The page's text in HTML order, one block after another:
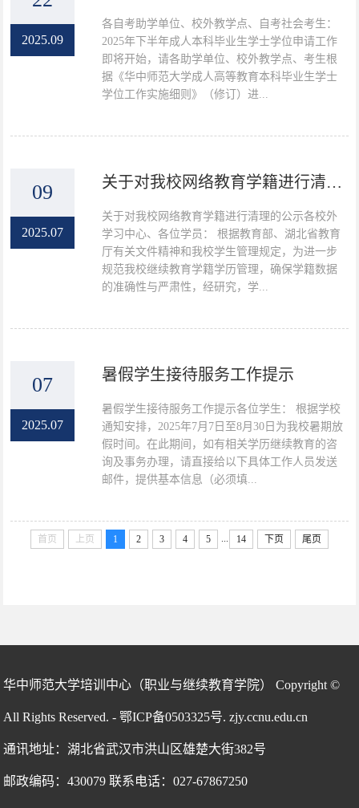
2025.09
各自考助学单位、校外教学点、自考社会考生：
2025年下半年成人本科毕业生学士学位申请工作
即将开始，请各助学单位、校外教学点、考生根
据《华中师范大学成人高等教育本科毕业生学士
学位工作实施细则》（修订）进...
09
2025.07
关于对我校网络教育学籍进行清理的公示
关于对我校网络教育学籍进行清理的公示各校外
学习中心、各位学员： 根据教育部、湖北省教育
厅有关文件精神和我校学生管理规定，为进一步
规范我校继续教育学籍学历管理，确保学籍数据
的准确性与严肃性，经研究，学...
07
2025.07
暑假学生接待服务工作提示
暑假学生接待服务工作提示各位学生： 根据学校
通知安排，2025年7月7日至8月30日为我校暑期放
假时间。在此期间，如有相关学历继续教育的咨
询及事务办理，请直接给以下具体工作人员发送
邮件，提供基本信息（必须填...
首页 上页 1 2 3 4 5 ... 14 下页 尾页
华中师范大学培训中心（职业与继续教育学院） Copyright ©
All Rights Reserved. - 鄂ICP备0503325号. zjy.ccnu.edu.cn
通讯地址：湖北省武汉市洪山区雄楚大街382号
邮政编码：430079 联系电话：027-67867250